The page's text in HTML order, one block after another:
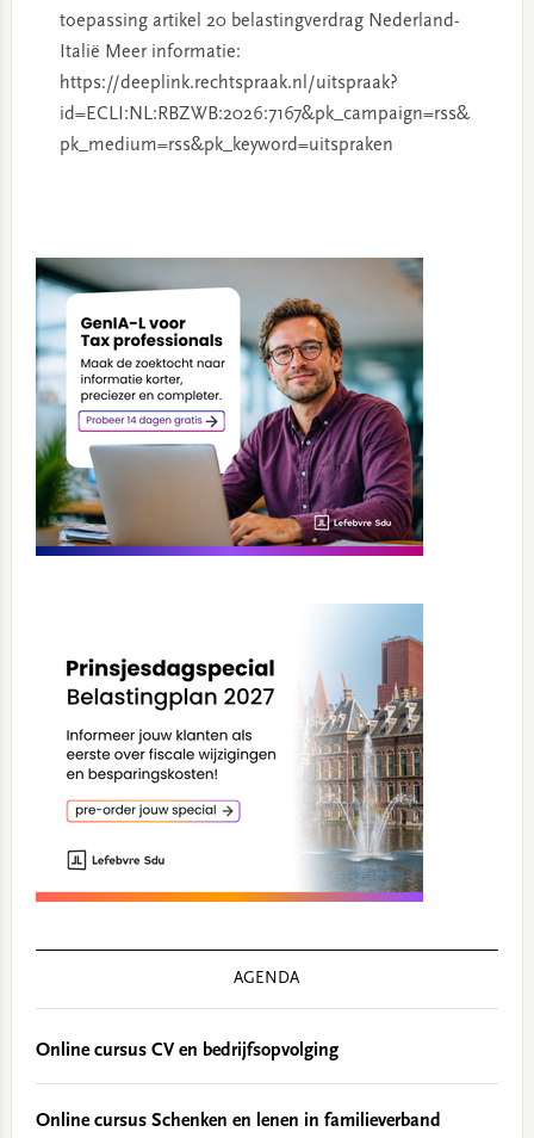
toepassing artikel 20 belastingverdrag Nederland-
Italië Meer informatie:
https://deeplink.rechtspraak.nl/uitspraak?
id=ECLI:NL:RBZWB:2026:7167&pk_campaign=rss&
pk_medium=rss&pk_keyword=uitspraken
Sidebar
AGENDA
Online cursus CV en bedrijfsopvolging
Online cursus Schenken en lenen in familieverband